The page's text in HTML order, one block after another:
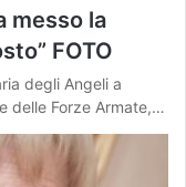
messo la
FOTO
degli Angeli a
delle Forze Armate,…